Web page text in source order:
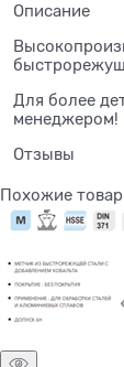
Описание
Для более
менеджером!
Отзывы
Похожие